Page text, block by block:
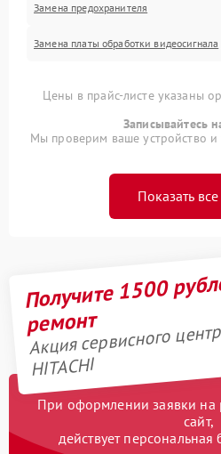
Замена предохранителя
Замена платы обработки видеосигнала
Цены в прайс-листе указаны
Записывайтесь
Мы проверим ваше устройство и
Показать все
Получите 1500
ремонт
Акция сервисного
HITACHI
При оформлении заявки на
сайт,
действует персональная